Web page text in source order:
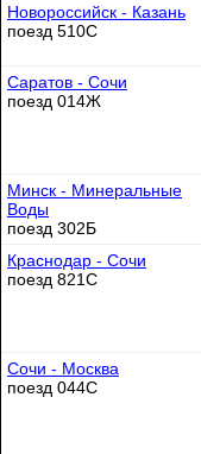
Новороссийск - Казань
поезд 510С
Саратов - Сочи
поезд 014Ж
Минск - Минеральные
Воды
поезд 302Б
Краснодар - Сочи
поезд 821С
Сочи - Москва
поезд 044С